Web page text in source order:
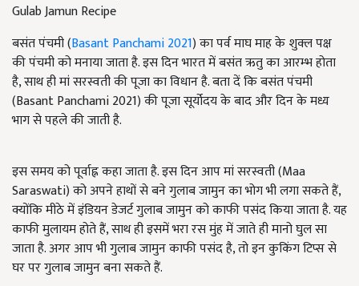
Gulab Jamun Recipe
बसंत पंचमी (Basant Panchami 2021) का पर्व माघ माह के शुक्ल पक्ष
की पंचमी को मनाया जाता है. इस दिन भारत में बसंत ऋतु का आरम्भ होता
है, साथ ही मां सरस्वती की पूजा का विधान है. बता दें कि बसंत पंचमी
(Basant Panchami 2021) की पूजा सूर्योदय के बाद और दिन के मध्य
भाग से पहले की जाती है.
इस समय को पूर्वाह्न कहा जाता है. इस दिन आप मां सरस्वती (Maa
Saraswati) को अपने हाथों से बने गुलाब जामुन का भोग भी लगा सकते हैं,
क्योंकि मीठे में इंडियन डेजर्ट गुलाब जामुन को काफी पसंद किया जाता है. यह
काफी मुलायम होते हैं, साथ ही इसमें भरा रस मुंह में जाते ही मानो घुल सा
जाता है. अगर आप भी गुलाब जामुन काफी पसंद है, तो इन कुकिंग टिप्स से
घर पर गुलाब जामुन बना सकते हैं.